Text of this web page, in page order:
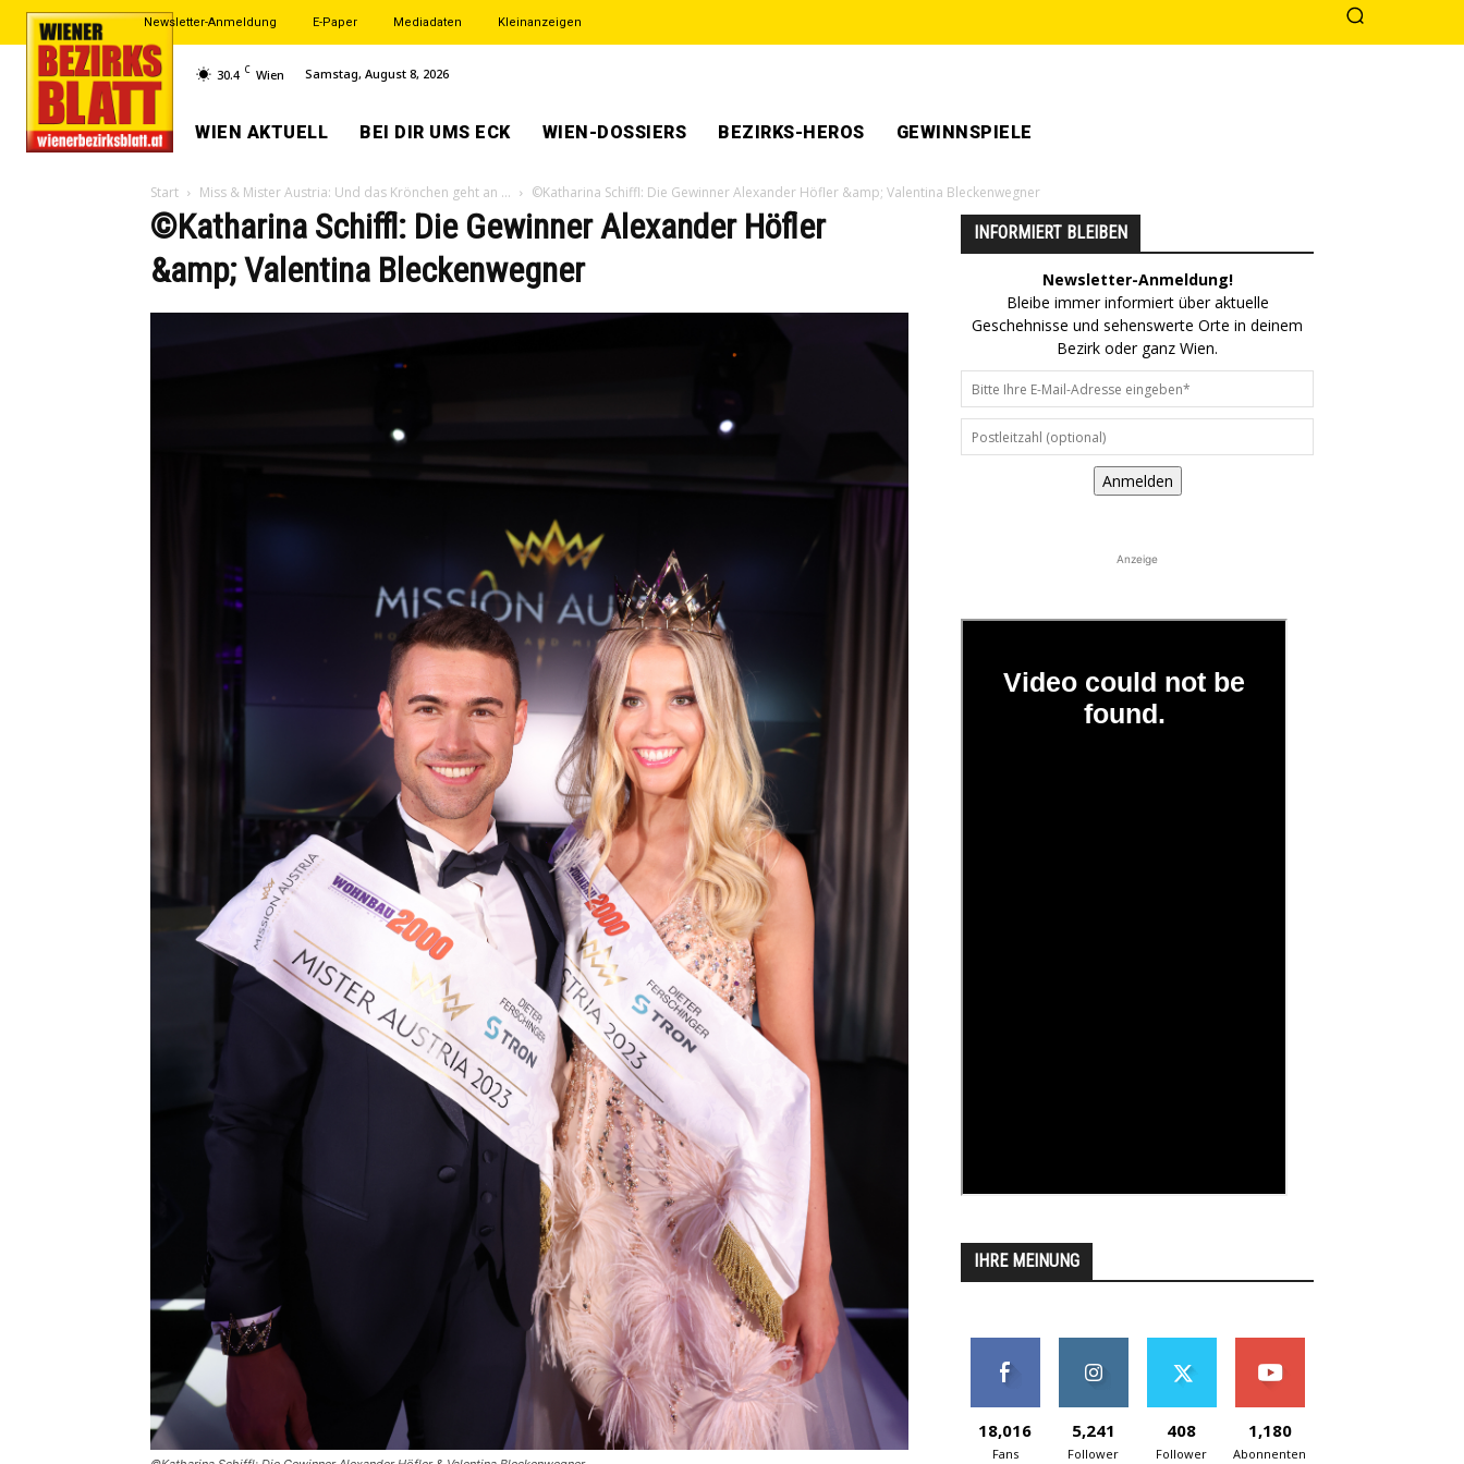
Newsletter-Anmeldung E-Paper Mediadaten Kleinanzeigen
30.4 C Wien Samstag, August 8, 2026
WIEN AKTUELL BEI DIR UMS ECK WIEN-DOSSIERS BEZIRKS-HEROS GEWINNSPIELE
Start Miss & Mister Austria: Und das Krönchen geht an … ©Katharina Schiffl: Die Gewinner Alexander Höfler &amp; Valentina Bleckenwegner
©Katharina Schiffl: Die Gewinner Alexander Höfler
&amp; Valentina Bleckenwegner
INFORMIERT BLEIBEN
Newsletter-Anmeldung!
Bleibe immer informiert über aktuelle
Geschehnisse und sehenswerte Orte in deinem
Bezirk oder ganz Wien.
Anmelden
Anzeige
IHRE MEINUNG
18,016
Fans
5,241
Follower
408
Follower
1,180
Abonnenten